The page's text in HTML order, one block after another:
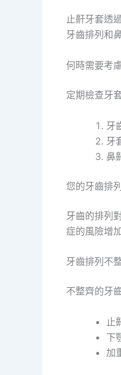
止鼾牙套透
牙齒排列和
何時需要考
定期檢查牙
牙
牙
鼻
您的牙齒排
牙齒的排列
症的風險增
牙齒排列不
不整齊的牙
止
下
加